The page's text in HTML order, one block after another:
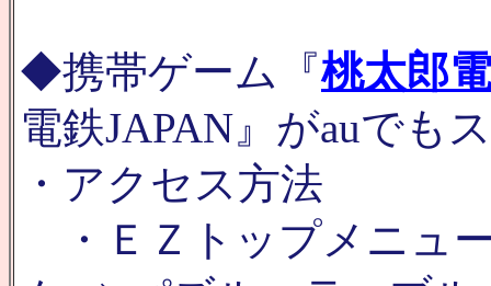
◆携帯ゲーム『桃太郎
電鉄JAPAN』がauでも
・アクセス方法
・ＥＺトップメニュ